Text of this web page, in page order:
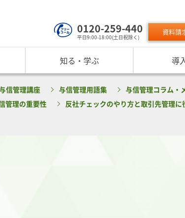
0120-259-440
平日9:00-18:00(土日祝除く)
資料請
用サービス
スクマネジメント研修
現在の評価指標に不満がある
反社チェックツールの
ックヒートマップ
ク管理への独自AI活用
サービスのご利用について
ご利用料金
ご入会方法
知る・学ぶ
役立ちコンテンツ
与信管理の役割が知りたい
リスクモ
リス
導
いて
遷
取り組み
サービス品質向上
ニュース
プレス
信管理講座 与信管理用語集 与信管理コラム・
管理の重要性 反社チェックのやり方と取引先管理に